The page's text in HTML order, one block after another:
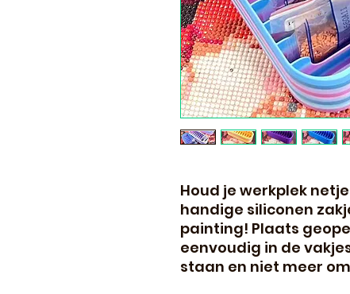
Houd je werkplek
handige siliconen
painting! Plaats
eenvoudig in de
staan en niet meer